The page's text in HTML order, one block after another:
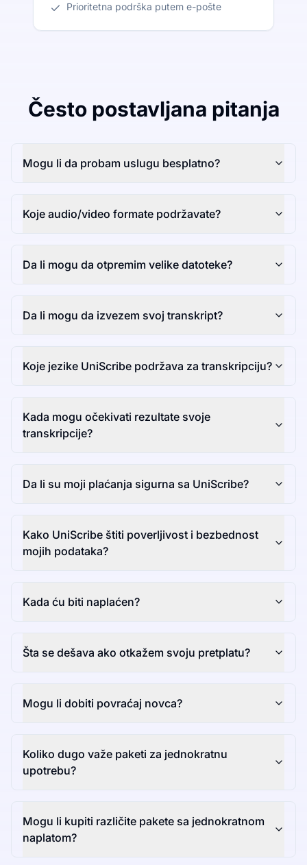
Prioritetna podrška putem e-pošte
Često postavljana pitanja
Mogu li da probam uslugu besplatno?
Koje audio/video formate podržavate?
Da li mogu da otpremim velike datoteke?
Da li mogu da izvezem svoj transkript?
Koje jezike UniScribe podržava za transkripciju?
Kada mogu očekivati rezultate svoje
transkripcije?
Da li su moji plaćanja sigurna sa UniScribe?
Kako UniScribe štiti poverljivost i bezbednost
mojih podataka?
Kada ću biti naplaćen?
Šta se dešava ako otkažem svoju pretplatu?
Mogu li dobiti povraćaj novca?
Koliko dugo važe paketi za jednokratnu
upotrebu?
Mogu li kupiti različite pakete sa jednokratnom
naplatom?